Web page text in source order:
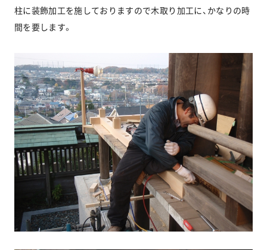
柱に装飾加工を施しておりますので木取り加工に、かなりの時
間を要します。